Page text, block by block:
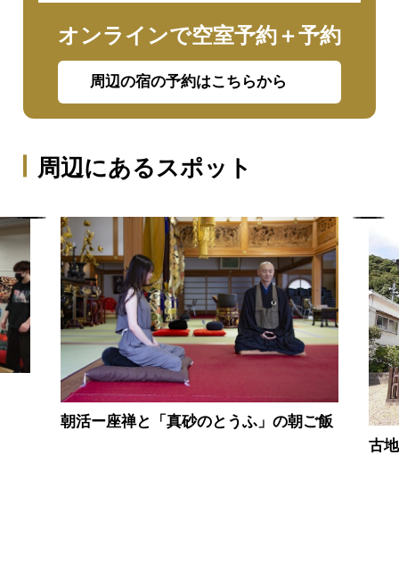
オンラインで空室予約＋予約
周辺の宿の予約はこちらから
周辺にあるスポット
朝活ー座禅と「真砂のとうふ」の朝ご飯
古